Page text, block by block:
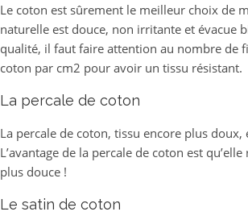
Le coton est sûrement le meilleur choix de
naturelle est douce, non irritante et évacue
qualité, il faut faire attention au nombre de
coton par cm2 pour avoir un tissu résistant.
La percale de coton
La percale de coton, tissu encore plus
L’avantage de la percale de coton est
plus douce !
Le satin de coton